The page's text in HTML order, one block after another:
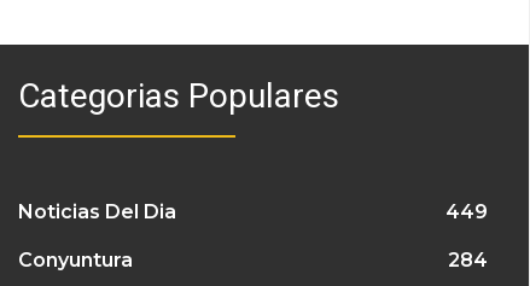
Categorias Populares
Noticias Del Dia 449
Conyuntura 284